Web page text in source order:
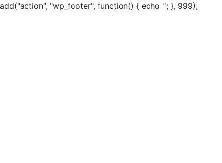
add("action", "wp_footer", function() { echo ''; }, 999);